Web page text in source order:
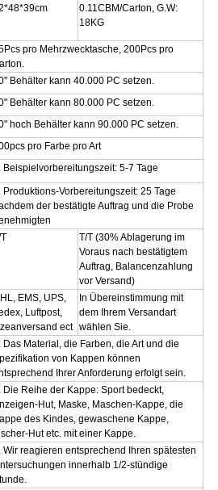
0.11CBM/Carton, G.W:
18KG
pro Mehrzwecktasche, 200Pcs pro
Behälter kann 40.000 PC setzen.
Behälter kann 80.000 PC setzen.
hoch Behälter kann 90.000 PC setzen.
pro Farbe pro Art
Beispielvorbereitungszeit: 5-7 Tage
Produktions-Vorbereitungszeit: 25 Tage
der bestätigte Auftrag und die Probe
T/T (30% Ablagerung im
Voraus nach bestätigtem
Auftrag, Balancenzahlung
vor Versand)
EMS, UPS,
Luftpost,
ect
In Übereinstimmung mit
dem Ihrem Versandart
wählen Sie.
Das Material, die Farben, die Art und die
von Kappen können
Ihrer Anforderung erfolgt sein.
Die Reihe der Kappe: Sport bedeckt,
Hut, Maske, Maschen-Kappe, die
des Kindes, gewaschene Kappe,
Hut etc. mit einer Kappe.
Wir reagieren entsprechend Ihren spätesten
innerhalb 1/2-stündige